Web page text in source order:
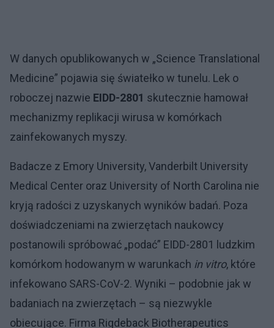
W danych opublikowanych w „Science Translational
Medicine” pojawia się światełko w tunelu. Lek o
roboczej nazwie EIDD-2801 skutecznie hamował
mechanizmy replikacji wirusa w komórkach
zainfekowanych myszy.
Badacze z Emory University, Vanderbilt University
Medical Center oraz University of North Carolina nie
kryją radości z uzyskanych wyników badań. Poza
doświadczeniami na zwierzętach naukowcy
postanowili spróbować „podać” EIDD-2801 ludzkim
komórkom hodowanym w warunkach in vitro, które
infekowano SARS-CoV-2. Wyniki – podobnie jak w
badaniach na zwierzętach – są niezwykle
obiecujące. Firma Rigdeback Biotherapeutics